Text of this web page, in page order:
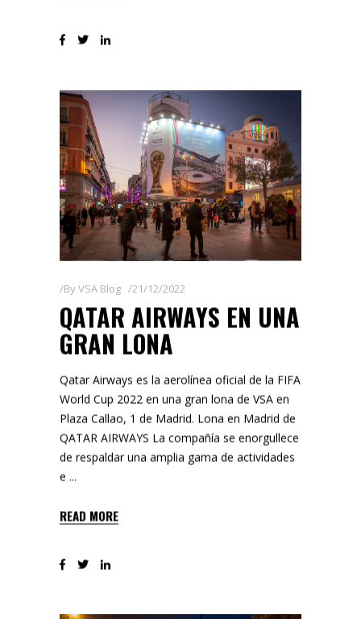
ByVSA Blog 21/12/2022
QATAR AIRWAYS EN UNA
GRAN LONA
Qatar Airways es la aerolínea oficial de la FIFA
World Cup 2022 en una gran lona de VSA en
Plaza Callao, 1 de Madrid. Lona en Madrid de
QATAR AIRWAYS La compañía se enorgullece
de respaldar una amplia gama de actividades
e
READ MORE